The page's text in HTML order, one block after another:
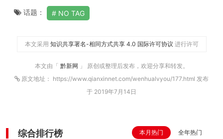
话题： NO TAG
本文采用 知识共享署名-相同方式共享 4.0 国际许可协议 进行许可
本文由「 黔新网 」 原创或整理后发布，欢迎分享和转发。
原文地址： https://www.qianxinnet.com/wenhualvyou/177.html 发布
于 2019年7月14日
综合排行榜 本月热门 全年热门